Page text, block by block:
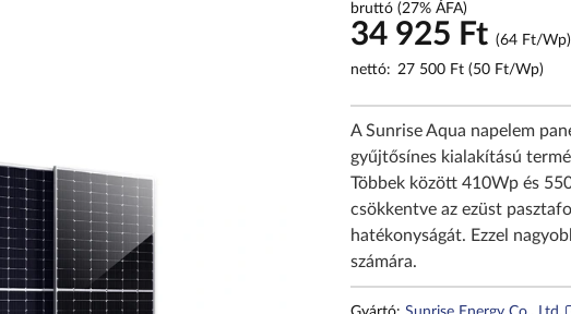
bruttó (27% ÁFA)
34 925 Ft (64 Ft/Wp)
nettó: 27 500 Ft (50 Ft/Wp)
A Sunrise Aqua napelem
gyűjtősínes kialakítású
Többek között 410Wp és
csökkentve az ezüst
hatékonyságát. Ezzel
számára.